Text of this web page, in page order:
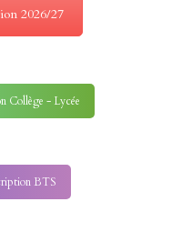
2026/27
Collège - Lycée
BTS